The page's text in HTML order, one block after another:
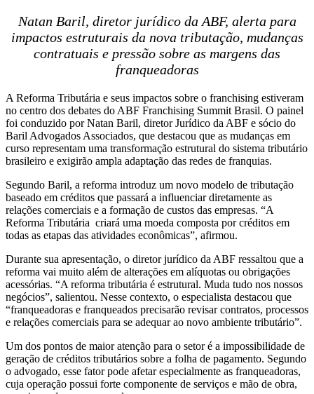
Natan Baril, diretor jurídico da ABF, alerta para
impactos estruturais da nova tributação, mudanças
contratuais e pressão sobre as margens das
franqueadoras
A Reforma Tributária e seus impactos sobre o franchising estiveram
no centro dos debates do ABF Franchising Summit Brasil. O painel
foi conduzido por Natan Baril, diretor Jurídico da ABF e sócio do
Baril Advogados Associados, que destacou que as mudanças em
curso representam uma transformação estrutural do sistema tributário
brasileiro e exigirão ampla adaptação das redes de franquias.
Segundo Baril, a reforma introduz um novo modelo de tributação
baseado em créditos que passará a influenciar diretamente as
relações comerciais e a formação de custos das empresas. “A
Reforma Tributária criará uma moeda composta por créditos em
todas as etapas das atividades econômicas”, afirmou.
Durante sua apresentação, o diretor jurídico da ABF ressaltou que a
reforma vai muito além de alterações em alíquotas ou obrigações
acessórias. “A reforma tributária é estrutural. Muda tudo nos nossos
negócios”, salientou. Nesse contexto, o especialista destacou que
“franqueadoras e franqueados precisarão revisar contratos, processos
e relações comerciais para se adequar ao novo ambiente tributário”.
Um dos pontos de maior atenção para o setor é a impossibilidade de
geração de créditos tributários sobre a folha de pagamento. Segundo
o advogado, esse fator pode afetar especialmente as franqueadoras,
cuja operação possui forte componente de serviços e mão de obra,